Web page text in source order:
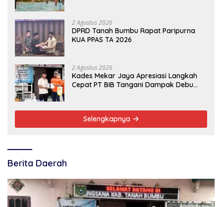
2 Agustus 2026
DPRD Tanah Bumbu Rapat Paripurna
KUA PPAS TA 2026
2 Agustus 2026
Kades Mekar Jaya Apresiasi Langkah
Cepat PT BIB Tangani Dampak Debu
Selengkapnya
Berita Daerah